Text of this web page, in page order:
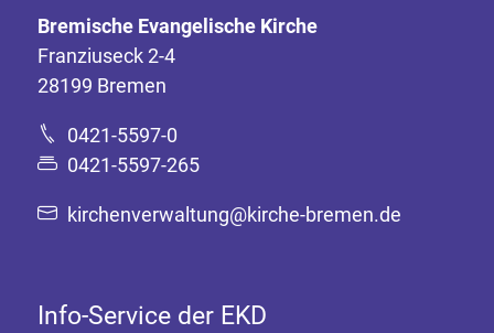
Bremische Evangelische Kirche
Franziuseck 2-4
28199 Bremen
0421-5597-0
0421-5597-265
kirchenverwaltung@kirche-bremen.de
Info-Service der EKD